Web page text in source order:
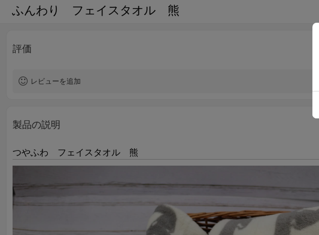
ふんわり フェイスタオル 熊
評価
レビューを追加
製品の説明
つやふわ フェイスタオル 熊